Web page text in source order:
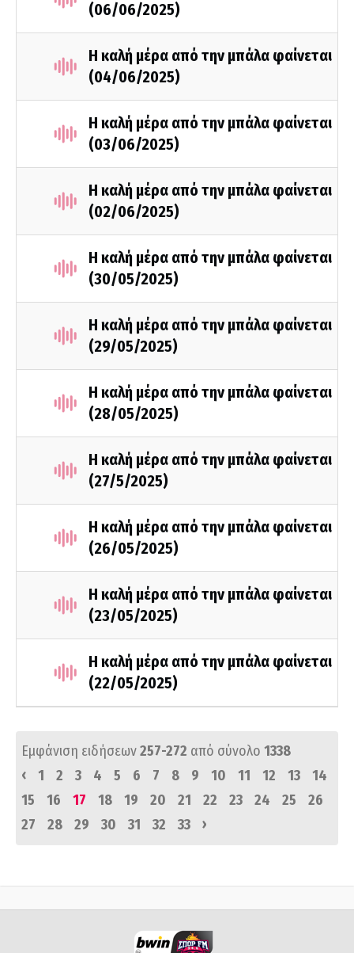
(06/06/2025)
Η καλή μέρα από την μπάλα φαίνεται
(04/06/2025)
Η καλή μέρα από την μπάλα φαίνεται
(03/06/2025)
Η καλή μέρα από την μπάλα φαίνεται
(02/06/2025)
Η καλή μέρα από την μπάλα φαίνεται
(30/05/2025)
Η καλή μέρα από την μπάλα φαίνεται
(29/05/2025)
Η καλή μέρα από την μπάλα φαίνεται
(28/05/2025)
Η καλή μέρα από την μπάλα φαίνεται
(27/5/2025)
Η καλή μέρα από την μπάλα φαίνεται
(26/05/2025)
Η καλή μέρα από την μπάλα φαίνεται
(23/05/2025)
Η καλή μέρα από την μπάλα φαίνεται
(22/05/2025)
Εμφάνιση ειδήσεων257-272 από σύνολο 1338
‹
1 2 3 4 5 6 7 8 9 10 11 12 13
14
15
16 17 18 19 20 21 22 23 24 25
26
27
28 29 30 31 32 33 ›